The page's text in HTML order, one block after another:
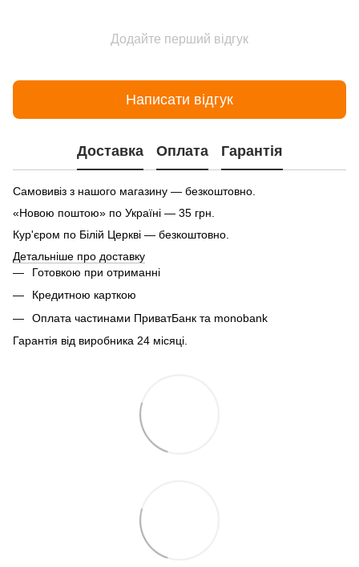
Додайте перший відгук
Написати відгук
Доставка Оплата Гарантія
Самовивіз з нашого магазину — безкоштовно.
«Новою поштою» по Україні — 35 грн.
Кур'єром по Білій Церкві — безкоштовно.
Детальніше про доставку
Готовкою при отриманні
Кредитною карткою
Оплата частинами ПриватБанк та monobank
Гарантія від виробника 24 місяці.